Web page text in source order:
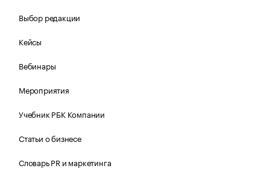
Выбор редакции
Кейсы
Вебинары
Мероприятия
Учебник РБК Компании
Статьи о бизнесе
Словарь PR и маркетинга